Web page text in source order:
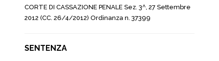
CORTE DI CASSAZIONE PENALE Sez. 3^, 27 Settembre
2012 (CC. 26/4/2012) Ordinanza n. 37399
SENTENZA